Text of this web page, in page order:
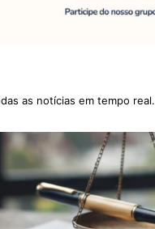
as notícias em tempo real.